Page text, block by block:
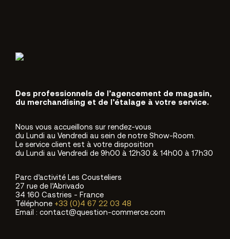
Des professionnels de l’agencement de magasin,
du merchandising et de l’étalage à votre service.
Nous vous accueillons sur rendez-vous
du Lundi au Vendredi au sein de notre Show-Room.
Le service client est à votre disposition
du Lundi au Vendredi de 9h00 à 12h30 & 14h00 à 17h30
Parc d’activité Les Cousteliers
27 rue de l’Abrivado
34 160 Castries - France
Téléphone +33 (0)4 67 22 03 48
Email : contact@question-commerce.com